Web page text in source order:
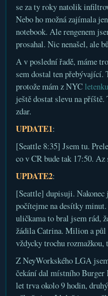
se za ty roky natolik
Nebo ho možná zajímala
notebook. Ale rengenem
prosahal. Nic nenašel, ale
A v poslední řadě, máme
sem dostal ten přebývající.
protože mám z NYC letenku
ještě dostat slevu na
zdar.
UPDATE1:
[Seattle 8:35] Jsem tu.
co v CR bude tak 17:50. Az
UPDATE2:
[Seattle] dupisuji.
počítejme na desítky
uličkama to bral jsem rád,
žádila Catrina. Milion a půl
vždycky trochu
Z NeyWorkského LGA
čekání dal místního Burger
let trva okolo 9 hodin,